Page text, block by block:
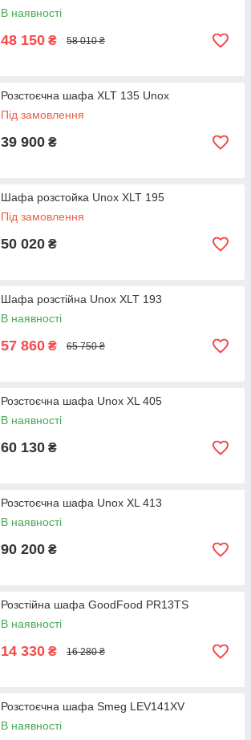
В наявності
48 150 ₴ 58 010 ₴
Розстоєчна шафа XLT 135 Unox
Під замовлення
39 900 ₴
Шафа розстойка Unox XLT 195
Під замовлення
50 020 ₴
Шафа розстійна Unox XLT 193
В наявності
57 860 ₴ 65 750 ₴
Розстоєчна шафа Unox XL 405
В наявності
60 130 ₴
Розстоєчна шафа Unox XL 413
В наявності
90 200 ₴
Розстійна шафа GoodFood PR13TS
В наявності
14 330 ₴ 16 280 ₴
Розстоєчна шафа Smeg LEV141XV
В наявності